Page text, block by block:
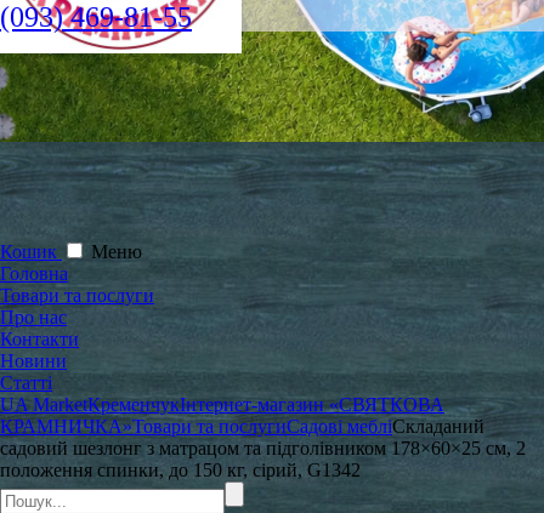
(093) 469-81-55
Кошик
Меню
Головна
Товари та послуги
Про нас
Контакти
Новини
Статті
UA MarketКременчукІнтернет-магазин «СВЯТКОВА
КРАМНИЧКА»Товари та послугиСадові мебліСкладаний
садовий шезлонг з матрацом та підголівником 178×60×25 см, 2
положення спинки, до 150 кг, сірий, G1342